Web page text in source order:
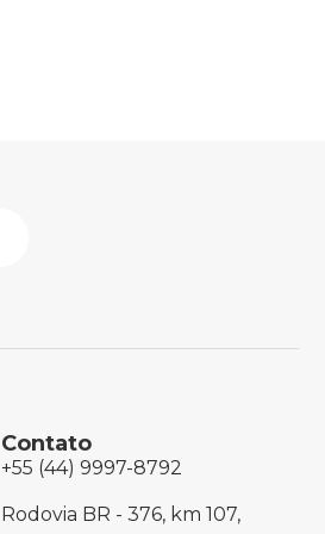
Contato
+55 (44) 9997-8792
Rodovia BR - 376, km 107,